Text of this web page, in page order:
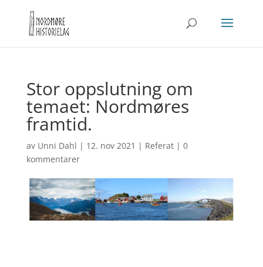
Stor oppslutning om
temaet: Nordmøres
framtid.
av Unni Dahl | 12. nov 2021 | Referat| 0
kommentarer